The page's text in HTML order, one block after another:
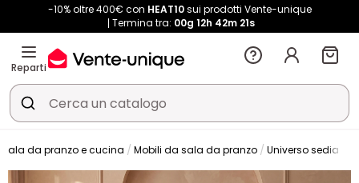
-10% oltre 400€ con HEAT10sui prodotti Vente-unique
Termina tra: 00g 12h 42m 21s
Reparti
Sala da pranzo e cucina Mobili da sala da pranzo Universo sedia